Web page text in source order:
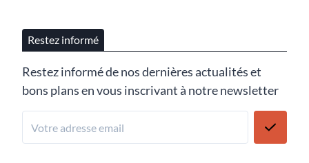
Restez informé
Restez informé de nos dernières actualités et
bons plans en vous inscrivant à notre newsletter